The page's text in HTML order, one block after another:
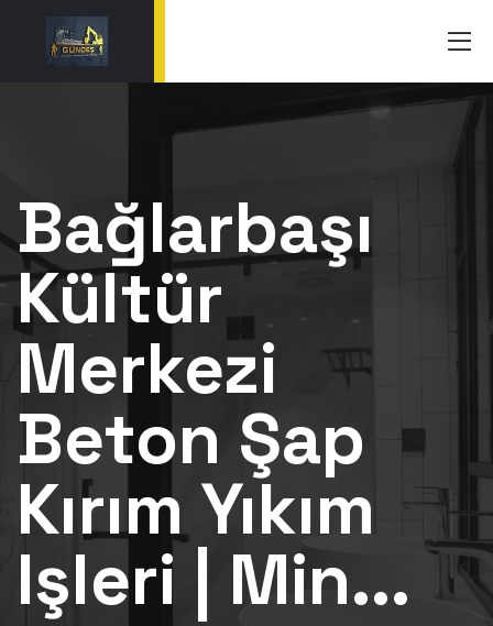
Bağlarbaşı
Kültür
Merkezi
Beton Şap
Kırım Yıkım
Işleri | Min...